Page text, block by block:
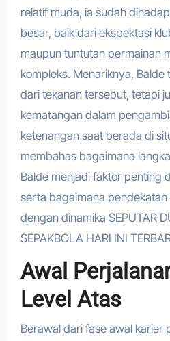
relatif muda, ia sudah
besar, baik dari ekspektasi
maupun tuntutan permainan
kompleks. Menariknya,
dari tekanan tersebut, tetapi
kematangan dalam
ketenangan saat berada di
membahas bagaimana
Balde menjadi faktor penting
serta bagaimana
dengan dinamika SEPUTAR
SEPAKBOLA HARI INI
Awal
Level Atas
Berawal dari fase awal karier